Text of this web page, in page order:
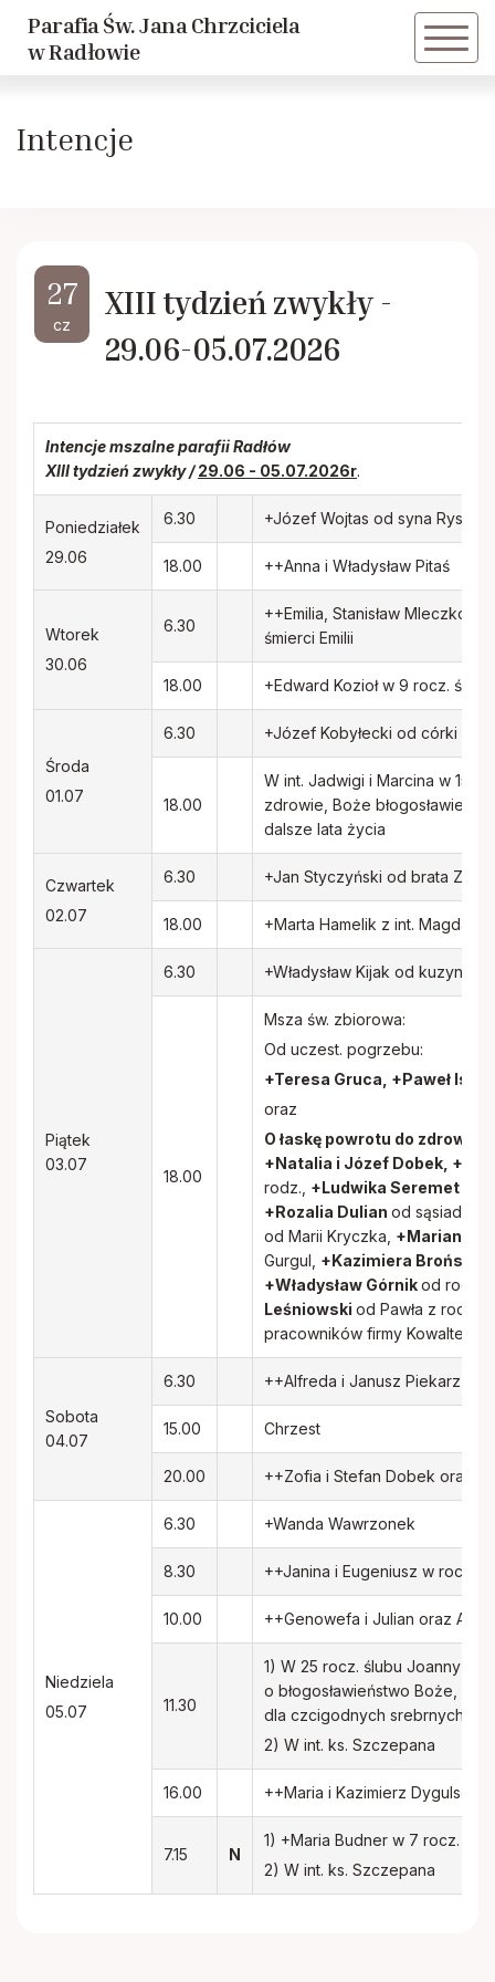
Parafia Św. Jana Chrzciciela
w Radłowie
Powrót
Historie Radłowskie cz. 2
Inwestycje
Rada Duszpasterska i Gospodarcza
Standardy ochrony małoletnich
Powrót
KSM
Nadzwyczajni Szafarze
Intencje
27
cz
XIII tydzień zwykły -
29.06-05.07.2026
Intencje mszalne parafii Radłów
XIII tydzień zwykły /29.06 - 05.07.2026r.
Poniedziałek
29.06
6.30 +Józef Wojtas od syna
18.00 ++Anna i Władysław Pitaś
Wtorek
30.06
6.30
++Emilia, Stanisław Mleczko
śmierci Emilii
18.00 +Edward Kozioł w 9 rocz.
Środa
01.07
6.30 +Józef Kobyłecki od córki
18.00
W int. Jadwigi i Marcina w 15
zdrowie, Boże
dalsze lata życia
Czwartek
02.07
6.30 +Jan Styczyński od brata
18.00 +Marta Hamelik z int.
Piątek
03.07
6.30 +Władysław Kijak od kuzynek
18.00
Msza św. zbiorowa:
Od uczest. pogrzebu:
+Teresa Gruca, +Paweł
oraz
O łaskę powrotu do zdrowia
+Natalia i Józef Dobek,
rodz., +Ludwika Seremet
+Rozalia Dulian od sąsiadów
od Marii Kryczka, +Marian
Gurgul, +Kazimiera Brońska
+Władysław Górnikod rodz.
Leśniowski od Pawła z rodz.,
pracowników firmy Kowaltech
Sobota
04.07
6.30 ++Alfreda i Janusz Piekarz w
15.00 Chrzest
20.00 ++Zofia i Stefan Dobek oraz
Niedziela
05.07
6.30 +Wanda Wawrzonek
8.30 ++Janina i Eugeniusz w rocz.
10.00 ++Genowefa i Julian oraz
11.30
1) W 25 rocz. ślubu Joanny i
o błogosławieństwo Boże,
dla czcigodnych srebrnych
2) W int. ks. Szczepana
16.00 ++Maria i Kazimierz Dygulscy
7.15 N
1) +Maria Budner w 7 rocz.
2) W int. ks. Szczepana